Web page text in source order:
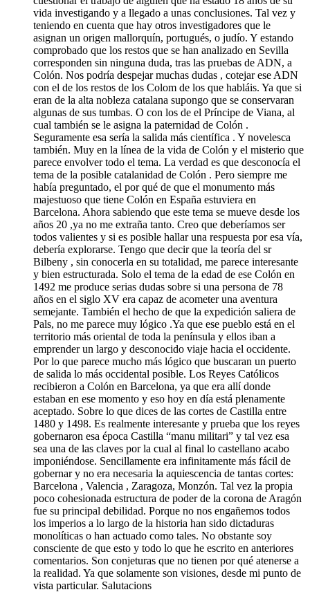
vida investigando y a llegado a unas conclusiones. Tal vez y
teniendo en cuenta que hay otros investigadores que le
asignan un origen mallorquín, portugués, o judío. Y estando
comprobado que los restos que se han analizado en Sevilla
corresponden sin ninguna duda, tras las pruebas de ADN, a
Colón. Nos podría despejar muchas dudas , cotejar ese ADN
con el de los restos de los Colom de los que habláis. Ya que si
eran de la alta nobleza catalana supongo que se conservaran
algunas de sus tumbas. O con los de el Príncipe de Viana, al
cual también se le asigna la paternidad de Colón .
Seguramente esa sería la salida más científica . Y novelesca
también. Muy en la línea de la vida de Colón y el misterio que
parece envolver todo el tema. La verdad es que desconocía el
tema de la posible catalanidad de Colón . Pero siempre me
había preguntado, el por qué de que el monumento más
majestuoso que tiene Colón en España estuviera en
Barcelona. Ahora sabiendo que este tema se mueve desde los
años 20 ,ya no me extraña tanto. Creo que deberíamos ser
todos valientes y si es posible hallar una respuesta por esa vía,
debería explorarse. Tengo que decir que la teoría del sr
Bilbeny , sin conocerla en su totalidad, me parece interesante
y bien estructurada. Solo el tema de la edad de ese Colón en
1492 me produce serias dudas sobre si una persona de 78
años en el siglo XV era capaz de acometer una aventura
semejante. También el hecho de que la expedición saliera de
Pals, no me parece muy lógico .Ya que ese pueblo está en el
territorio más oriental de toda la península y ellos iban a
emprender un largo y desconocido viaje hacia el occidente.
Por lo que parece mucho más lógico que buscaran un puerto
de salida lo más occidental posible. Los Reyes Católicos
recibieron a Colón en Barcelona, ya que era allí donde
estaban en ese momento y eso hoy en día está plenamente
aceptado. Sobre lo que dices de las cortes de Castilla entre
1480 y 1498. Es realmente interesante y prueba que los reyes
gobernaron esa época Castilla “manu militari” y tal vez esa
sea una de las claves por la cual al final lo castellano acabo
imponiéndose. Sencillamente era infinitamente más fácil de
gobernar y no era necesaria la aquiescencia de tantas cortes:
Barcelona , Valencia , Zaragoza, Monzón. Tal vez la propia
poco cohesionada estructura de poder de la corona de Aragón
fue su principal debilidad. Porque no nos engañemos todos
los imperios a lo largo de la historia han sido dictaduras
monolíticas o han actuado como tales. No obstante soy
consciente de que esto y todo lo que he escrito en anteriores
comentarios. Son conjeturas que no tienen por qué atenerse a
la realidad. Ya que solamente son visiones, desde mi punto de
vista particular. Salutacions